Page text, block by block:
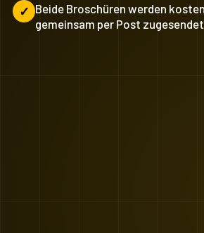
Beide Broschüren werden
gemeinsam per Post zugesendet.